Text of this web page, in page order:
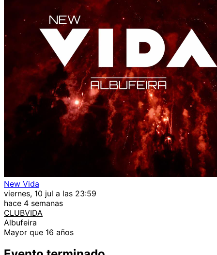
New Vida
viernes, 10 jul a las 23:59
hace 4 semanas
CLUBVIDA
Albufeira
Mayor que 16 años